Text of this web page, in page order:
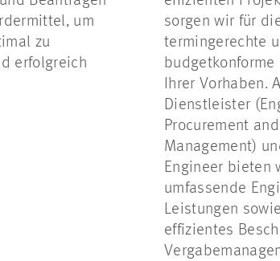
um
zu
erfolgreich
sorgen wir für
termingerechte
budgetkonforme
Ihrer Vorhaben.
Dienstleister
Procurement
Management)
Engineer bieten
umfassende
Leistungen
effizientes